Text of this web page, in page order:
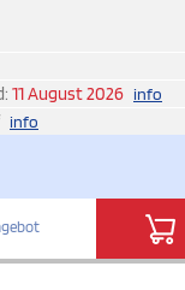
11 August 2026 info
info